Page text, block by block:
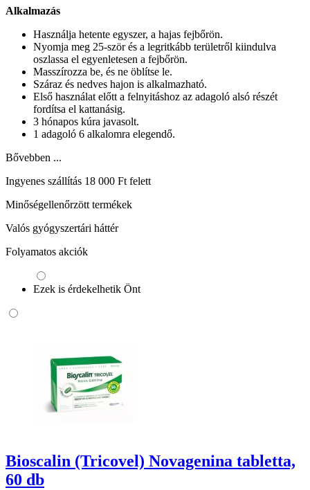
Alkalmazás
Használja hetente egyszer, a hajas fejbőrön.
Nyomja meg 25-ször és a legritkább területről kiindulva
oszlassa el egyenletesen a fejbőrön.
Masszírozza be, és ne öblítse le.
Száraz és nedves hajon is alkalmazható.
Első használat előtt a felnyitáshoz az adagoló alsó részét
fordítsa el kattanásig.
3 hónapos kúra javasolt.
1 adagoló 6 alkalomra elegendő.
Bővebben ...
Ingyenes szállítás 18 000 Ft felett
Minőségellenőrzött termékek
Valós gyógyszertári háttér
Folyamatos akciók
Ezek is érdekelhetik Önt
Bioscalin (Tricovel) Novagenina tabletta,
60 db